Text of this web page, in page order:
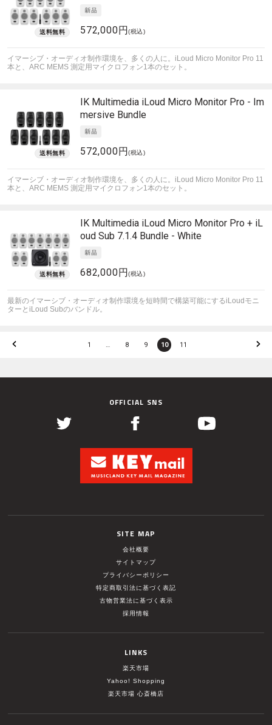
572,000円(税込)
イマーシブ・オーディオ制作環境を、多くの人に。iLoud Micro Monitor Pro 11
本と、ARC MEMS 測定用マイクロフォン1本のセット。
IK Multimedia iLoud Micro Monitor Pro - Im
mersive Bundle
572,000円(税込)
イマーシブ・オーディオ制作環境を、多くの人に。iLoud Micro Monitor Pro 11
本と、ARC MEMS 測定用マイクロフォン1本のセット。
IK Multimedia iLoud Micro Monitor Pro + iL
oud Sub 7.1.4 Bundle - White
682,000円(税込)
最新のイマーシブ・オーディオ制作環境を短時間で構築可能にするiLoudモニ
ターとiLoud Subのバンドル。
1 … 8 9 10 11
OFFICIAL SNS
SITE MAP
会社概要
サイトマップ
プライバシーポリシー
特定商取引法に基づく表記
古物営業法に基づく表示
採用情報
LINKS
楽天市場
Yahoo! Shopping
楽天市場 心斎橋店